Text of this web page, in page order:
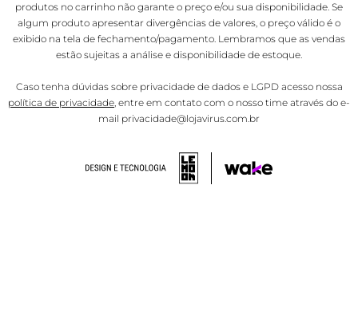
produtos no carrinho não garante o preço e/ou sua disponibilidade. Se
algum produto apresentar divergências de valores, o preço válido é o
exibido na tela de fechamento/pagamento. Lembramos que as vendas
estão sujeitas a análise e disponibilidade de estoque.
Caso tenha dúvidas sobre privacidade de dados e LGPD acesso nossa
política de privacidade, entre em contato com o nosso time através do e-
mail privacidade@lojavirus.com.br